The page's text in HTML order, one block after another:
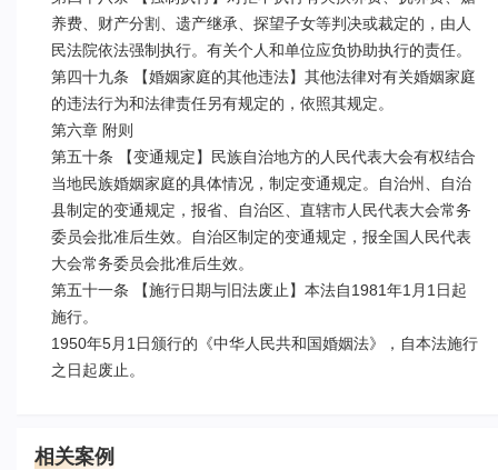
养费、财产分割、遗产继承、探望子女等判决或裁定的，由人
民法院依法强制执行。有关个人和单位应负协助执行的责任。
第四十九条 【婚姻家庭的其他违法】其他法律对有关婚姻家庭
的违法行为和法律责任另有规定的，依照其规定。
第六章 附则
第五十条 【变通规定】民族自治地方的人民代表大会有权结合
当地民族婚姻家庭的具体情况，制定变通规定。自治州、自治
县制定的变通规定，报省、自治区、直辖市人民代表大会常务
委员会批准后生效。自治区制定的变通规定，报全国人民代表
大会常务委员会批准后生效。
第五十一条 【施行日期与旧法废止】本法自1981年1月1日起
施行。
1950年5月1日颁行的《中华人民共和国婚姻法》，自本法施行
相关案例